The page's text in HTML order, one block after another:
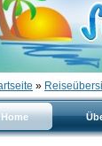
»
Home